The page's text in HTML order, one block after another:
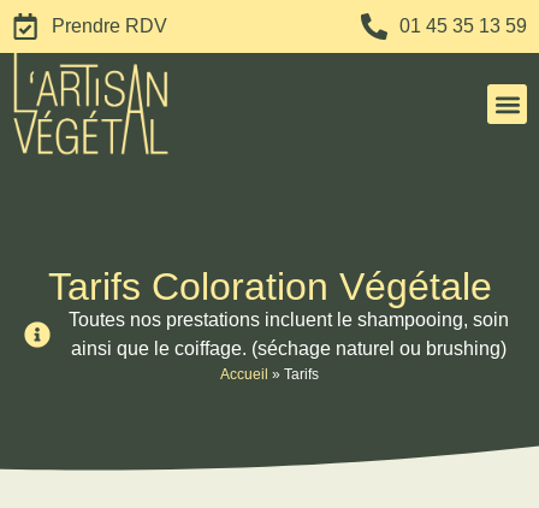
Prendre RDV 01 45 35 13 59
Tarifs Coloration Végétale
Toutes nos prestations incluent le shampooing, soin
ainsi que le coiffage. (séchage naturel ou brushing)
Accueil » Tarifs